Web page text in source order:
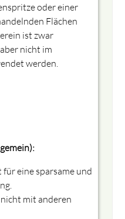
oder einer
Flächen
ist zwar
nicht im
werden.
eine sparsame und
mit anderen